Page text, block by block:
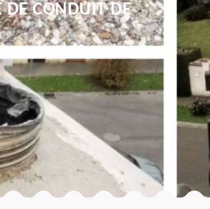
DE CONDUIT DE